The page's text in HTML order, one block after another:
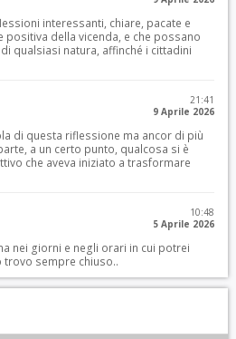
interessanti, chiare, pacate e
della vicenda, e che possano
qualsiasi natura, affinché i cittadini
21:41
9 Aprile 2026
di questa riflessione ma ancor di più
a un certo punto, qualcosa si è
che aveva iniziato a trasformare
10:48
5 Aprile 2026
nei giorni e negli orari in cui potrei
trovo sempre chiuso..